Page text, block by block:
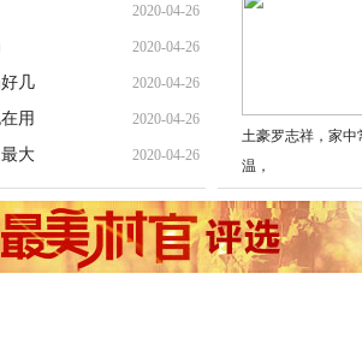
2020-04-26
2020-04-26
几 2020-04-26
用 2020-04-26
大 2020-04-26
土豪罗志祥，家中
温，